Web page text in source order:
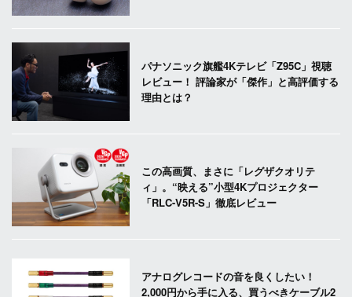
パナソニック旗艦4Kテレビ「Z95C」視聴
レビュー！ 評論家が「傑作」と高評価する
理由とは？
この高画質、まさに「レグザクオリテ
ィ」。“映える”小型4Kプロジェクター
「RLC-V5R-S」徹底レビュー
アナログレコードの音を良くしたい！
2,000円から手に入る、買うべきケーブル2